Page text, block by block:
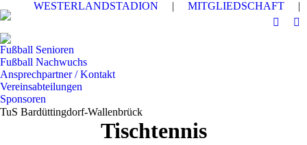
WESTERLANDSTADION | MITGLIEDSCHAFT |
Fußball Senioren
Fußball Nachwuchs
Ansprechpartner / Kontakt
Vereinsabteilungen
Sponsoren
TuS Bardüttingdorf-Wallenbrück
Tischtennis